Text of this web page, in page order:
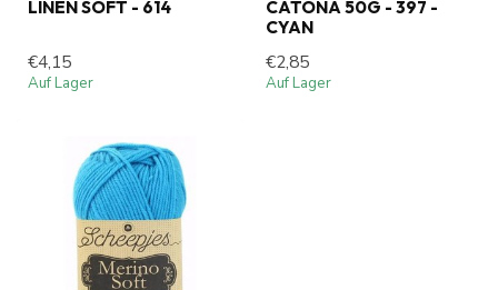
LINEN SOFT - 614
€4,15
Auf Lager
CATONA 50G - 397 -
CYAN
€2,85
Auf Lager